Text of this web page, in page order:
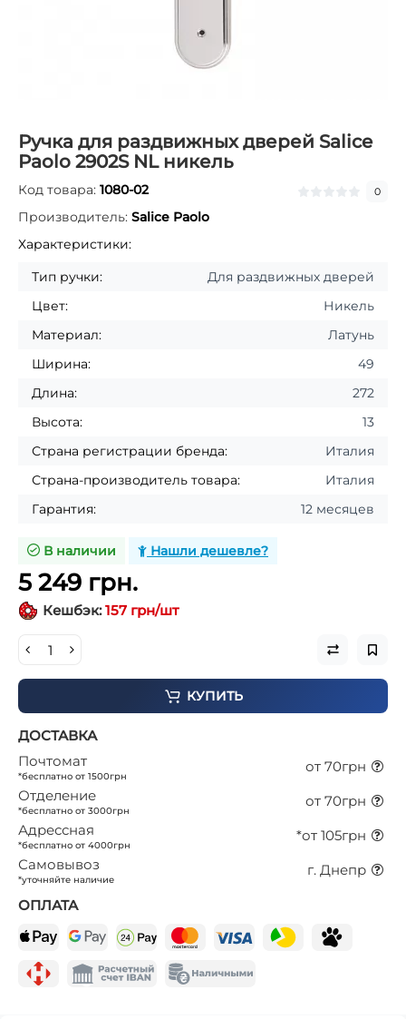
Ручка для раздвижных дверей Salice
Paolo 2902S NL никель
0
Код товара: 1080-02
Производитель: Salice Paolo
Характеристики:
Тип ручки:
Для раздвижных дверей
Цвет:
Никель
Материал:
Латунь
Ширина:
49
Длина:
272
Высота:
13
Страна регистрации бренда:
Италия
Страна-производитель товара:
Италия
Гарантия:
12 месяцев
В наличии Нашли дешевле?
5 249 грн.
Кешбэк:157 грн/шт
КУПИТЬ
ДОСТАВКА
Почтомат
*бесплатно от 1500грн
от 70грн
Отделение
*бесплатно от 3000грн
от 70грн
Адрессная
*бесплатно от 4000грн
*от 105грн
Самовывоз
*уточняйте наличие
г. Днепр
ОПЛАТА